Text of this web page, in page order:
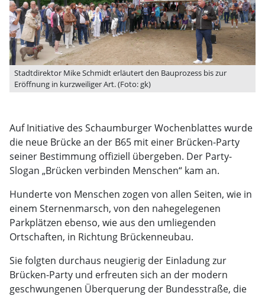
Stadtdirektor Mike Schmidt erläutert den Bauprozess bis zur
Eröffnung in kurzweiliger Art. (Foto: gk)
Auf Initiative des Schaumburger Wochenblattes wurde
die neue Brücke an der B65 mit einer Brücken-Party
seiner Bestimmung offiziell übergeben. Der Party-
Slogan „Brücken verbinden Menschen“ kam an.
Hunderte von Menschen zogen von allen Seiten, wie in
einem Sternenmarsch, von den nahegelegenen
Parkplätzen ebenso, wie aus den umliegenden
Ortschaften, in Richtung Brückenneubau.
Sie folgten durchaus neugierig der Einladung zur
Brücken-Party und erfreuten sich an der modern
geschwungenen Überquerung der Bundesstraße, die